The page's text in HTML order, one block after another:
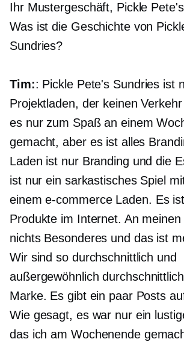
Ihr Mustergeschäft, Pickle
Was ist die Geschichte von
Sundries?
Tim:: Pickle Pete's Sundries ist
Projektladen, der keinen
es nur zum Spaß an einem
gemacht, aber es ist alles
Laden ist nur Branding und die
ist nur ein sarkastisches Spiel
eineme-commerceLaden. Es
Produkte im Internet. An
nichts Besonderes und das ist
Wir sind so durchschnittlich und
außergewöhnlich
Marke. Es gibt ein paar Posts
Wie gesagt, es war nur ein
das ich am Wochenende